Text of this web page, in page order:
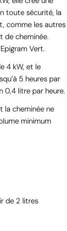
toute sécurité, la
comme les autres
de cheminée.
Vert.
4 kW, et le
5 heures par
0,4 litre par heure.
la cheminée ne
minimum
de 2 litres